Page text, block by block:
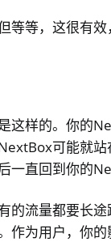
等等，这很有
这样的。你的
可能就
一直回到你的
的流量都要长
作为用户，你